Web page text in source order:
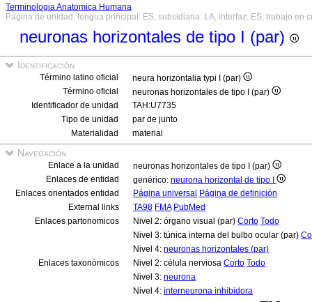
Terminologia Anatomica Humana
Página de unidad, lengua principal: ES, subsidiaria: LA, interfaz: ES, trabajo en
neuronas horizontales de tipo I (par)
Identificación
Término latino oficial
neura horizontalia typi I (par)
Término oficial
neuronas horizontales de tipo I (par)
Identificador de unidad
TAH:U7735
Tipo de unidad
par de junto
Materialidad
material
Navegación
Enlace a la unidad
neuronas horizontales de tipo I (par)
Enlaces de entidad
genérico: neurona horizontal de tipo I
Enlaces orientados entidad
Página universal Página de definición
External links
TA98 FMA PubMed
Enlaces partonomicos
Nivel 2: órgano visual (par) Corto Todo
Nivel 3: túnica interna del bulbo ocular (par)
Nivel 4: neuronas horizontales (par)
Enlaces taxonómicos
Nivel 2: célula nerviosa Corto Todo
Nivel 3: neurona
Nivel 4: interneurona inhibidora